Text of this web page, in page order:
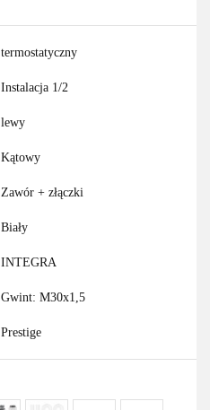
termostatyczny
Instalacja 1/2
lewy
Kątowy
Zawór + złączki
Biały
INTEGRA
Gwint: M30x1,5
Prestige